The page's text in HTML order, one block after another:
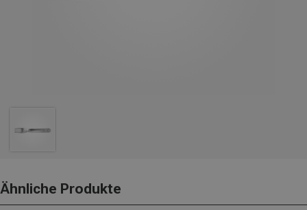
Ähnliche Produkte